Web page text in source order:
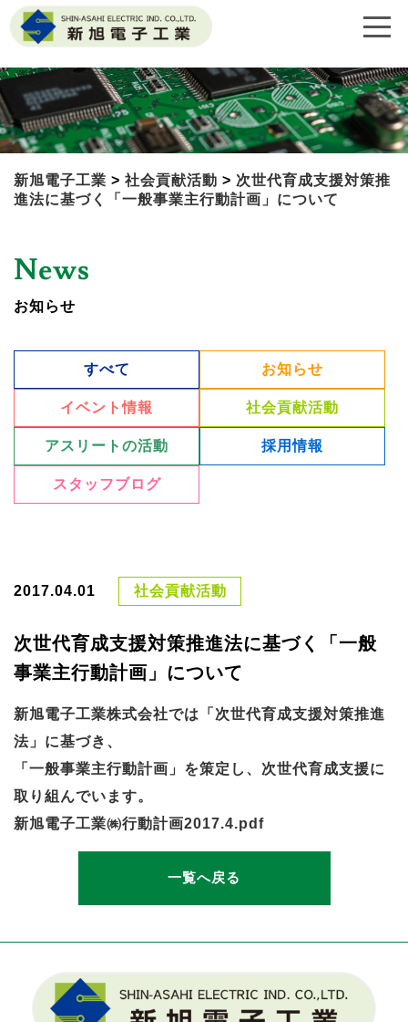
新旭電子工業 > 社会貢献活動 > 次世代育成支援対策推
進法に基づく「一般事業主行動計画」について
News
お知らせ
すべて お知らせ
イベント情報 社会貢献活動
アスリートの活動 採用情報
スタッフブログ
2017.04.01 社会貢献活動
次世代育成支援対策推進法に基づく「一般
事業主行動計画」について
新旭電子工業株式会社では「次世代育成支援対策推進
法」に基づき、
「一般事業主行動計画」を策定し、次世代育成支援に
取り組んでいます。
新旭電子工業㈱行動計画2017.4.pdf
一覧へ戻る